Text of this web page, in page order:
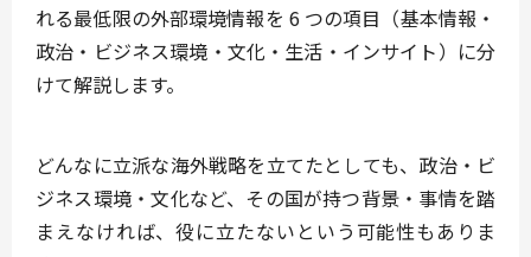
れる最低限の外部環境情報を 6 つの項目（基本情報・
政治・ビジネス環境・文化・生活・インサイト）に分
けて解説します。
どんなに立派な海外戦略を立てたとしても、政治・ビ
ジネス環境・文化など、その国が持つ背景・事情を踏
まえなければ、役に立たないという可能性もありま